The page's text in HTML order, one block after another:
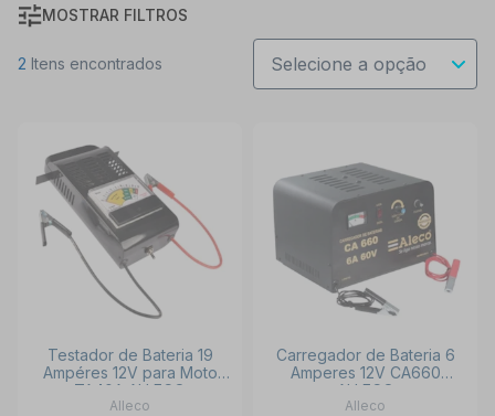
MOSTRAR FILTROS
2 Itens encontrados
Testador de Bateria 19
Ampéres 12V para Moto
TA40A ALLECO
Alleco
Carregador de Bateria 6
Amperes 12V CA660
ALLECO
Alleco